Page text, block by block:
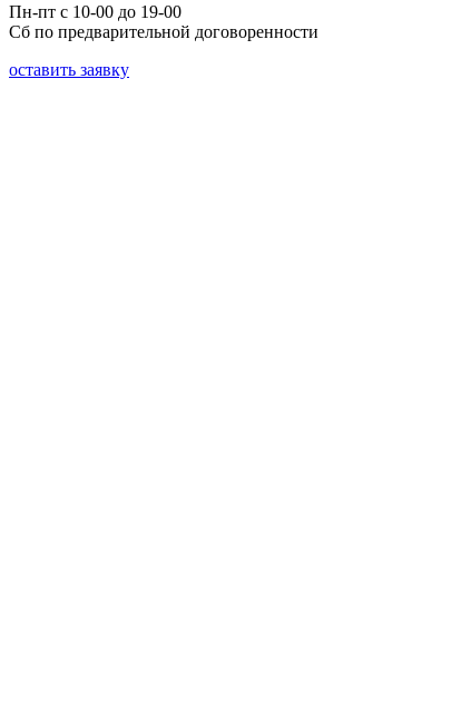
Пн-пт с 10-00 до 19-00
Сб по предварительной договоренности
оставить заявку